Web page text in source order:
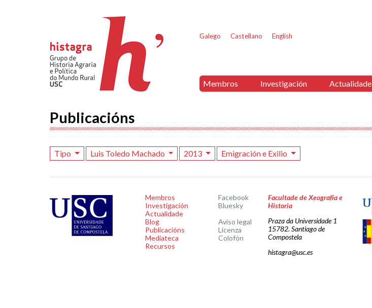
Galego Castellano English
Membros Investigación Actualidade
Publicacións
Tipo Luis Toledo Machado 2013 Emigración e Exilio
Membros
Investigación
Actualidade
Blog
Publicacións
Mediateca
Recursos
Facebook
Bluesky
Aviso legal
Licenza
Colofón
Facultade de Xeografía e
Historia
Praza da Universidade 1
15782. Santiago de
Compostela
histagra@usc.es